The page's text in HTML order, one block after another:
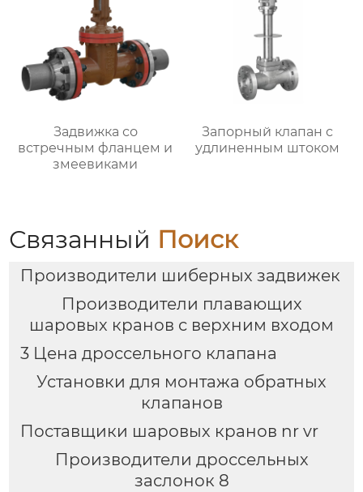
Задвижка со
встречным фланцем и
змеевиками
Запорный клапан с
удлиненным штоком
Связанный Поиск
Производители шиберных задвижек
Производители плавающих
шаровых кранов с верхним входом
3 Цена дроссельного клапана
Установки для монтажа обратных
клапанов
Поставщики шаровых кранов nr vr
Производители дроссельных
заслонок 8